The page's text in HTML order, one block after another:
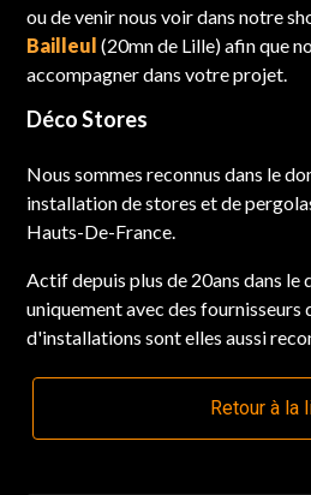
ou de venir nous voir dans notre
Bailleul (20mn de Lille) afin que
accompagner dans votre projet.
Déco Stores
Nous sommes reconnus dans le
installation de stores et de
Hauts-De-France.
Actif depuis plus de 20ans dans le
uniquement avec des fournisseurs
d'installations sont elles aussi
Retour à la